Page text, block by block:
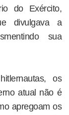
do Exército,
divulgava a
sua
os
atual não é
apregoam os